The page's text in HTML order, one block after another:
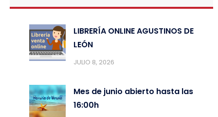
LIBRERÍA ONLINE AGUSTINOS DE
LEÓN
JULIO 8, 2026
Mes de junio abierto hasta las
16:00h